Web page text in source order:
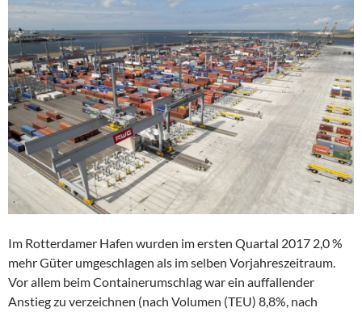
Im Rotterdamer Hafen wurden im ersten Quartal 2017 2,0 %
mehr Güter umgeschlagen als im selben Vorjahreszeitraum.
Vor allem beim Containerumschlag war ein auffallender
Anstieg zu verzeichnen (nach Volumen (TEU) 8,8%, nach